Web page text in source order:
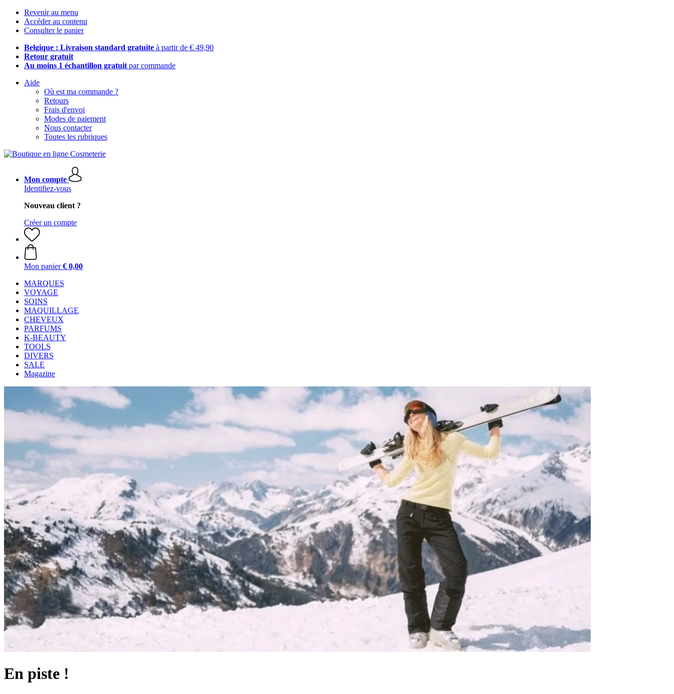
Revenir au menu
Accéder au contenu
Consulter le panier
Belgique : Livraison standard gratuite à partir de € 49,90
Retour gratuit
Au moins 1 échantillon gratuit par commande
Aide
Où est ma commande ?
Retours
Frais d'envoi
Modes de paiement
Nous contacter
Toutes les rubriques
Mon compte
Identifiez-vous
Nouveau client ?
Créer un compte
Mon panier € 0,00
MARQUES
VOYAGE
SOINS
MAQUILLAGE
CHEVEUX
PARFUMS
K-BEAUTY
TOOLS
DIVERS
SALE
Magazine
En piste !